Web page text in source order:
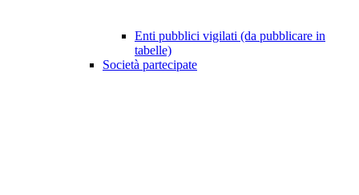
Enti pubblici vigilati (da pubblicare in
tabelle)
Società partecipate